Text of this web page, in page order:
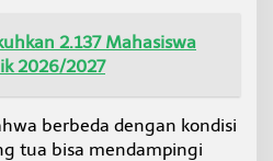
2.137 Mahasiswa
2026/2027
berbeda dengan kondisi
tua bisa mendampingi